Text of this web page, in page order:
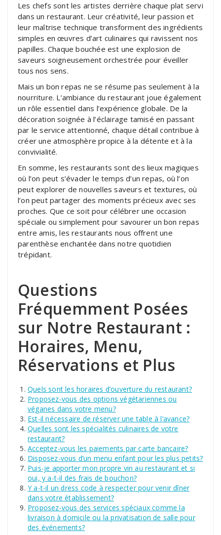
Les chefs sont les artistes derrière chaque plat servi
dans un restaurant. Leur créativité, leur passion et
leur maîtrise technique transforment des ingrédients
simples en œuvres d’art culinaires qui ravissent nos
papilles. Chaque bouchée est une explosion de
saveurs soigneusement orchestrée pour éveiller
tous nos sens.
Mais un bon repas ne se résume pas seulement à la
nourriture. L’ambiance du restaurant joue également
un rôle essentiel dans l’expérience globale. De la
décoration soignée à l’éclairage tamisé en passant
par le service attentionné, chaque détail contribue à
créer une atmosphère propice à la détente et à la
convivialité.
En somme, les restaurants sont des lieux magiques
où l’on peut s’évader le temps d’un repas, où l’on
peut explorer de nouvelles saveurs et textures, où
l’on peut partager des moments précieux avec ses
proches. Que ce soit pour célébrer une occasion
spéciale ou simplement pour savourer un bon repas
entre amis, les restaurants nous offrent une
parenthèse enchantée dans notre quotidien
trépidant.
Questions
Fréquemment Posées
sur Notre Restaurant :
Horaires, Menu,
Réservations et Plus
Quels sont les horaires d’ouverture du restaurant?
Proposez-vous des options végétariennes ou
véganes dans votre menu?
Est-il nécessaire de réserver une table à l’avance?
Quelles sont les spécialités culinaires de votre
restaurant?
Acceptez-vous les paiements par carte bancaire?
Disposez-vous d’un menu enfant pour les plus petits?
Puis-je apporter mon propre vin au restaurant et si
oui, y a-t-il des frais de bouchon?
Y a-t-il un dress code à respecter pour venir dîner
dans votre établissement?
Proposez-vous des services spéciaux comme la
livraison à domicile ou la privatisation de salle pour
des événements?